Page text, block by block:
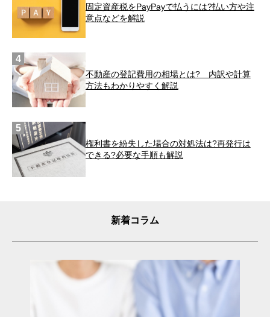
固定資産税をPayPayで払うには?払い方や注
意点などを解説
不動産の登記費用の相場とは? 内訳や計算
方法もわかりやすく解説
権利書を紛失した場合の対処法は?再発行は
できる?必要な手順も解説
新着コラム